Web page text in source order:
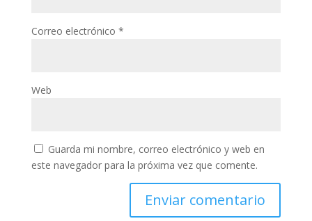
Correo electrónico *
Web
Guarda mi nombre, correo electrónico y web en
este navegador para la próxima vez que comente.